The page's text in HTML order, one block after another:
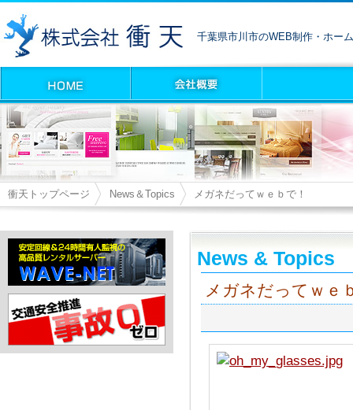
千葉県市川市のWEB制作・ホー
衝天トップページ News＆Topics メガネだってｗｅｂで！
News & Topics
メガネだってｗｅ